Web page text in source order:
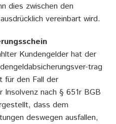
dies zwischen den
vereinbart wird.
Kundengelder hat der
trag
für den Fall der
Insolvenz nach § 651r BGB
dass dem
deswegen ausfallen,